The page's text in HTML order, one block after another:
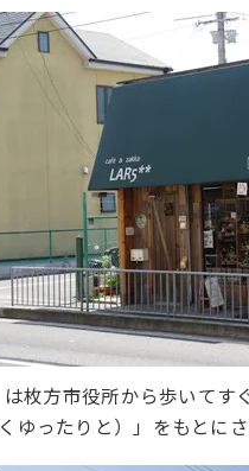
は枚方市役所から歩いて
ゆったりと）」をもとにさ